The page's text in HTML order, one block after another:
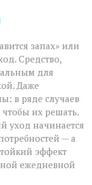
запах» или
Средство,
для
Даже
в ряде случаев
их решать.
уход начинается
— а
эффект
ежедневной